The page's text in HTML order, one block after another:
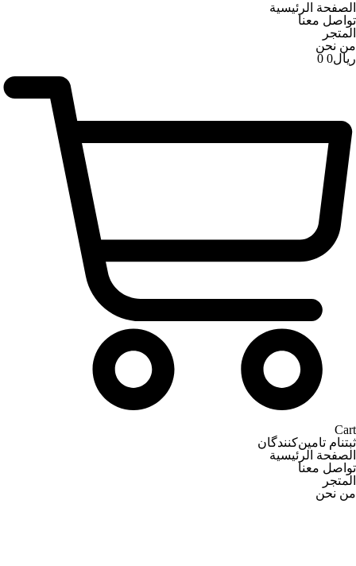
الصفحة الرئيسية
تواصل معنا
المتجر
من نحن
ریال0
0
Cart
ثبتنام تامین‌کنندگان
الصفحة الرئيسية
تواصل معنا
المتجر
من نحن